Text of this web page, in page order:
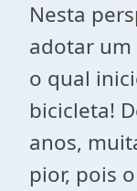
Nesta
adotar
o qual
bicicleta!
anos,
pior, pois